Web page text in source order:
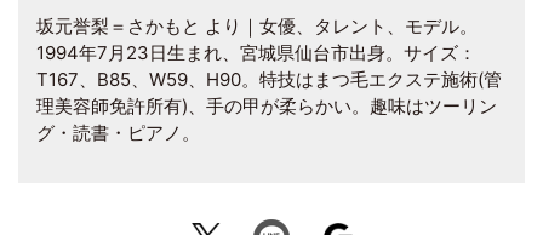
坂元誉梨＝さかもと より｜女優、タレント、モデル。
1994年7月23日生まれ、宮城県仙台市出身。サイズ：
T167、B85、W59、H90。特技はまつ毛エクステ施術(管
理美容師免許所有)、手の甲が柔らかい。趣味はツーリン
グ・読書・ピアノ。